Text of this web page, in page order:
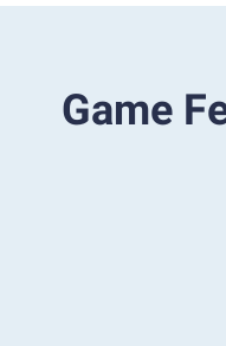
Game